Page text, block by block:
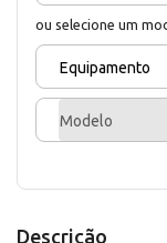
ou selecione um
Equipamento
Modelo
Descrição